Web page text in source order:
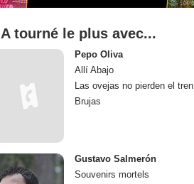
A tourné le plus avec...
Pepo Oliva
Allí Abajo
Las ovejas no pierden el tren
Brujas
Gustavo Salmerón
Souvenirs mortels